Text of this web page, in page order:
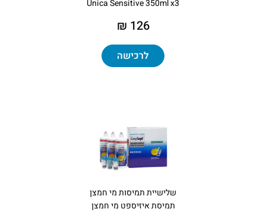
Unica Sensitive 350ml x3
126 ₪
לרכישה
שלישיית תמיסות מי חמצן
תמיסת איזיספט מי חמצן